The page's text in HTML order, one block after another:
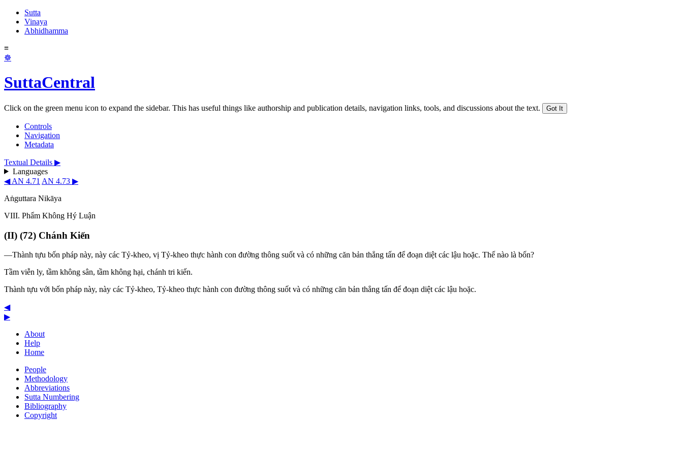
Sutta
Vinaya
Abhidhamma
≡
☸
SuttaCentral
Click on the green menu icon to expand the sidebar. This has useful things like authorship and publication details, navigation links, tools, and discussions about the text. Got It
Controls
Navigation
Metadata
Textual Details ▶
Languages
◀ AN 4.71 AN 4.73 ▶
Aṅguttara Nikāya
VIII. Phẩm Không Hý Luận
(II) (72) Chánh Kiến
—Thành tựu bốn pháp này, này các Tỷ-kheo, vị Tỷ-kheo thực hành con đường thông suốt và có những căn bản thẳng tấn để đoạn diệt các lậu hoặc. Thế nào là bốn?
Tầm viễn ly, tầm không sân, tầm không hại, chánh tri kiến.
Thành tựu với bốn pháp này, này các Tỷ-kheo, Tỷ-kheo thực hành con đường thông suốt và có những căn bản thẳng tấn để đoạn diệt các lậu hoặc.
◀
▶
About
Help
Home
People
Methodology
Abbreviations
Sutta Numbering
Bibliography
Copyright